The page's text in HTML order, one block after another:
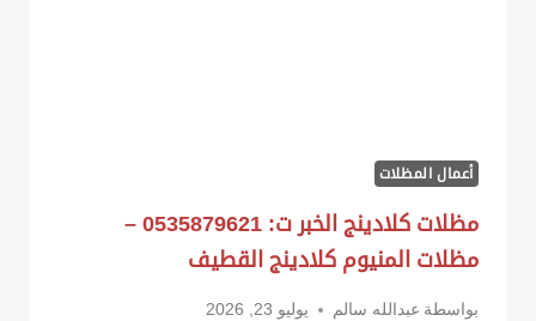
أعمال المظلات
مظلات كلادينج الخبر ت: 0535879621 –
مظلات المنيوم كلادينج القطيف
بواسطة عبدالله سالم يوليو 23, 2026